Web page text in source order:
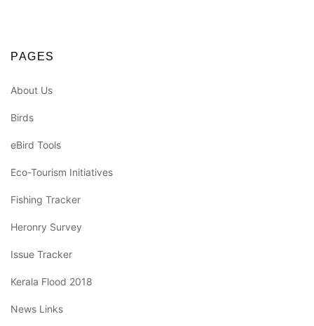
PAGES
About Us
Birds
eBird Tools
Eco-Tourism Initiatives
Fishing Tracker
Heronry Survey
Issue Tracker
Kerala Flood 2018
News Links